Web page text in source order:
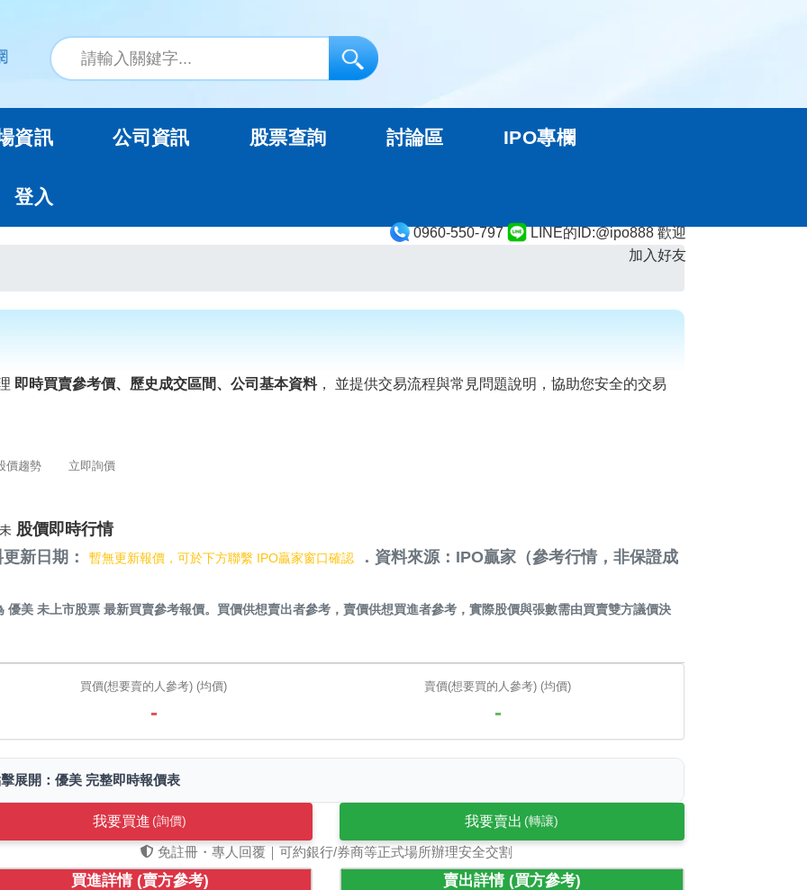
0960-550-797
LINE的ID:@ipo888 歡迎
加入好友
資訊 公司資訊 股票查詢 討論區 IPO專欄
登入
即時買賣參考價、歷史成交區間、公司基本資料， 並提供交易流程與常見問題說明，協助您安全的交易
價趨勢 立即詢價
未 股價即時行情
更新日期：暫無更新報價，可於下方聯繫 IPO贏家窗口確認
．資料來源：IPO贏家（參考行情，非保證成
優美 未上市股票 最新買賣參考報價。買價供想賣出者參考，賣價供想買進者參考，實際股價與張數需由買賣雙方議價決
買價(想要賣的人參考) (均價)
-
賣價(想要買的人參考) (均價)
-
展開：優美 完整即時報價表
我要買進 (詢價) 我要賣出 (轉讓)
免註冊・專人回覆｜可約銀行/券商等正式場所辦理安全交割
買進詳情 (賣方參考) 賣出詳情 (買方參考)